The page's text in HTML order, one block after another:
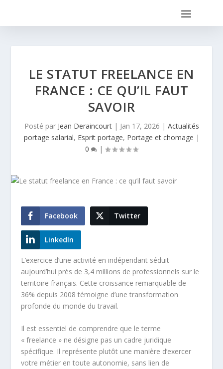
LE STATUT FREELANCE EN
FRANCE : CE QU’IL FAUT
SAVOIR
Posté par Jean Deraincourt| Jan 17, 2026 | Actualités
portage salarial, Esprit portage, Portage et chomage |
0
|
Facebook Twitter
LinkedIn
L’exercice d’une activité en indépendant séduit
aujourd’hui près de 3,4 millions de professionnels sur le
territoire français. Cette croissance remarquable de
36% depuis 2008 témoigne d’une transformation
profonde du monde du travail.
Il est essentiel de comprendre que le terme
« freelance » ne désigne pas un cadre juridique
spécifique. Il représente plutôt une manière d’exercer
votre métier en toute autonomie, sans lien de